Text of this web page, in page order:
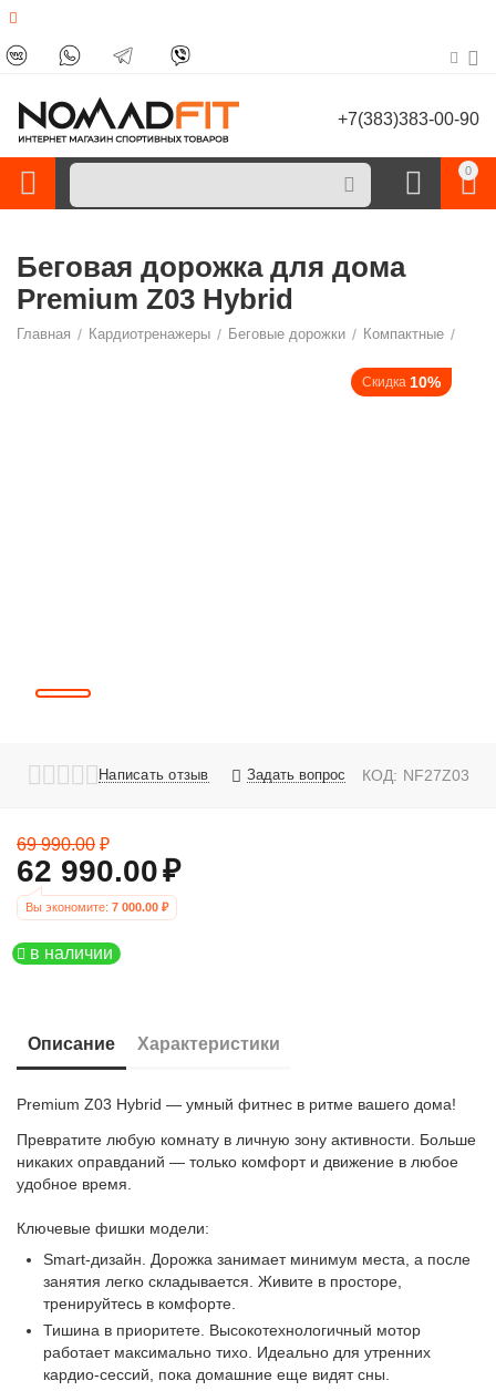
+7(383)383-00-90
0
Беговая дорожка для дома
Premium Z03 Hybrid
Главная / Кардиотренажеры / Беговые дорожки / Компактные /
Скидка 10%
Написать отзыв Задать вопрос КОД: NF27Z03
69 990.00 ₽
62 990.00₽
Вы экономите: 7 000.00 ₽
в наличии
Описание Характеристики
Premium Z03 Hybrid — умный фитнес в ритме вашего дома!
Превратите любую комнату в личную зону активности. Больше
никаких оправданий — только комфорт и движение в любое
удобное время.
Ключевые фишки модели:
Smart-дизайн. Дорожка занимает минимум места, а после
занятия легко складывается. Живите в просторе,
тренируйтесь в комфорте.
Тишина в приоритете. Высокотехнологичный мотор
работает максимально тихо. Идеально для утренних
кардио-сессий, пока домашние еще видят сны.